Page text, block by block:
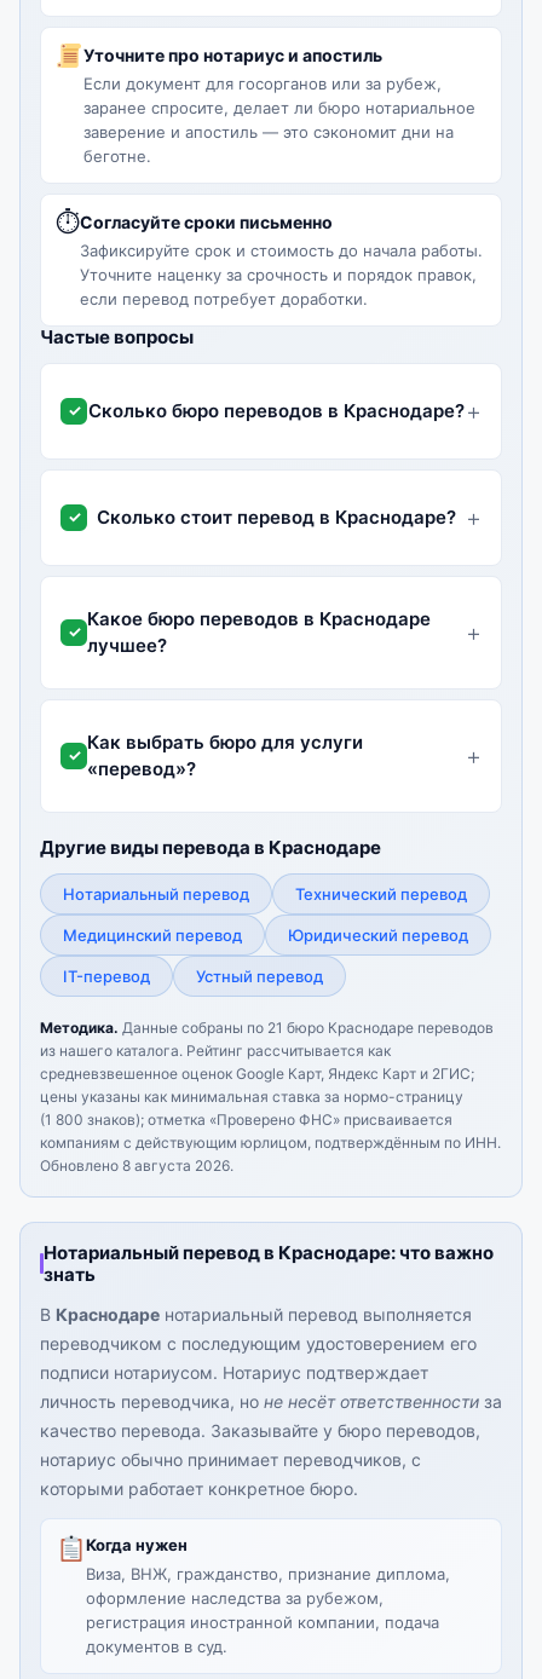
Уточните про нотариус и апостиль
Если документ для госорганов или за рубеж,
заранее спросите, делает ли бюро нотариальное
заверение и апостиль — это сэкономит дни на
беготне.
⏱Согласуйте сроки письменно
Зафиксируйте срок и стоимость до начала работы.
Уточните наценку за срочность и порядок правок,
если перевод потребует доработки.
Частые вопросы
Сколько бюро переводов в Краснодаре?
Сколько стоит перевод в Краснодаре?
Какое бюро переводов в Краснодаре
лучшее?
Как выбрать бюро для услуги
«перевод»?
Другие виды перевода в Краснодаре
Нотариальный перевод Технический перевод
Медицинский перевод Юридический перевод
IT-перевод Устный перевод
Методика. Данные собраны по 21 бюро Краснодаре переводов
из нашего каталога. Рейтинг рассчитывается как
средневзвешенное оценок Google Карт, Яндекс Карт и 2ГИС;
цены указаны как минимальная ставка за нормо-страницу
(1 800 знаков); отметка «Проверено ФНС» присваивается
компаниям с действующим юрлицом, подтверждённым по ИНН.
Обновлено 8 августа 2026.
Нотариальный перевод в Краснодаре: что важно
знать
В Краснодаре нотариальный перевод выполняется
переводчиком с последующим удостоверением его
подписи нотариусом. Нотариус подтверждает
личность переводчика, но не несёт ответственности за
качество перевода. Заказывайте у бюро переводов,
нотариус обычно принимает переводчиков, с
которыми работает конкретное бюро.
Когда нужен
Виза, ВНЖ, гражданство, признание диплома,
оформление наследства за рубежом,
регистрация иностранной компании, подача
документов в суд.